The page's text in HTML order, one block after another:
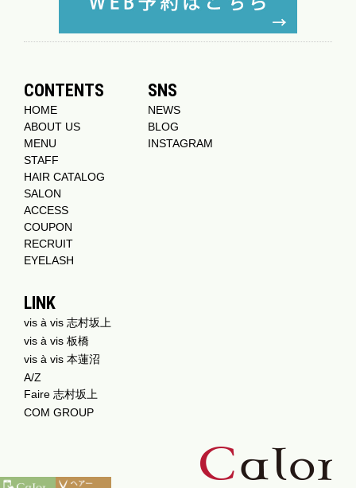
CONTENTS
HOME
ABOUT US
MENU
STAFF
HAIR CATALOG
SALON
ACCESS
COUPON
RECRUIT
EYELASH
SNS
NEWS
BLOG
INSTAGRAM
LINK
vis à vis 志村坂上
vis à vis 板橋
vis à vis 本蓮沼
A/Z
Faire 志村坂上
COM GROUP